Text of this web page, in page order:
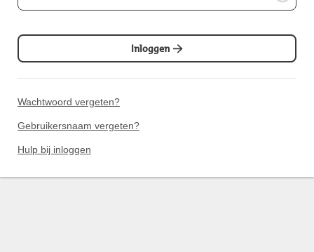
Inloggen
Wachtwoord vergeten?
Gebruikersnaam vergeten?
Hulp bij inloggen